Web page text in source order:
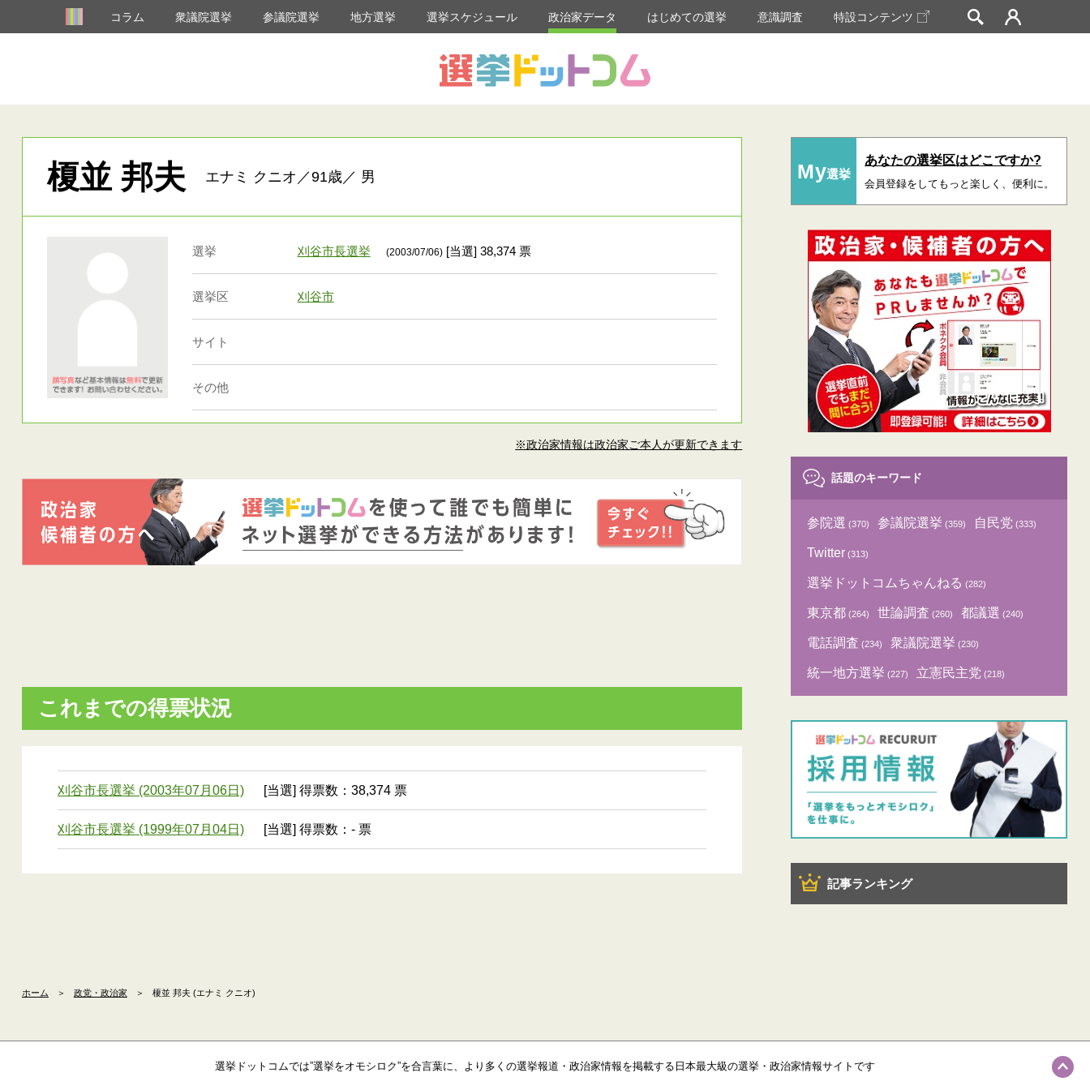
コラム 衆議院選挙 参議院選挙 地方選挙 選挙スケジュール 政治家データ はじめての選挙 意識調査 特設コンテンツ
榎並 邦夫 エナミ クニオ／91歳／ 男
選挙 刈谷市長選挙 (2003/07/06)[当選] 38,374 票
選挙区 刈谷市
サイト
その他
※政治家情報は政治家ご本人が更新できます
これまでの得票状況
刈谷市長選挙 (2003年07月06日) [当選] 得票数：38,374 票
刈谷市長選挙 (1999年07月04日) [当選] 得票数：- 票
My選挙
あなたの選挙区はどこですか?
会員登録をしてもっと楽しく、便利に。
話題のキーワード
参院選 (370) 参議院選挙 (359) 自民党 (333)
Twitter (313)
選挙ドットコムちゃんねる (282)
東京都 (264) 世論調査 (260) 都議選 (240)
電話調査 (234) 衆議院選挙 (230)
統一地方選挙 (227) 立憲民主党 (218)
記事ランキング
ホーム ＞ 政党・政治家 ＞ 榎並 邦夫 (エナミ クニオ)
選挙ドットコムでは”選挙をオモシロク”を合言葉に、より多くの選挙報道・政治家情報を掲載する日本最大級の選挙・政治家情報サイトです